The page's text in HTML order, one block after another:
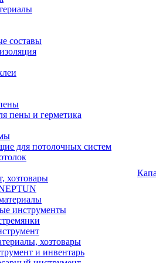
составы
пены и герметика
для потолочных систем
хозтовары
инструменты
хозтовары
и инвентарь